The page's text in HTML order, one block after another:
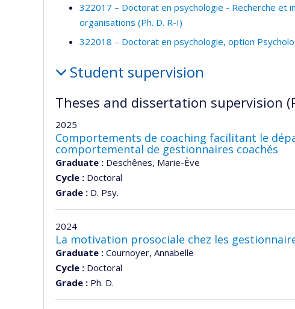
322017 – Doctorat en psychologie - Recherche et
organisations (Ph. D. R-I)
322018 – Doctorat en psychologie, option
Student supervision
Theses and dissertation supervision
2025
Comportements de coaching facilitant le
comportemental de gestionnaires coachés
Graduate : Deschênes, Marie-Ève
Cycle : Doctoral
Grade : D. Psy.
2024
La motivation prosociale chez les
Graduate : Cournoyer, Annabelle
Cycle : Doctoral
Grade : Ph. D.